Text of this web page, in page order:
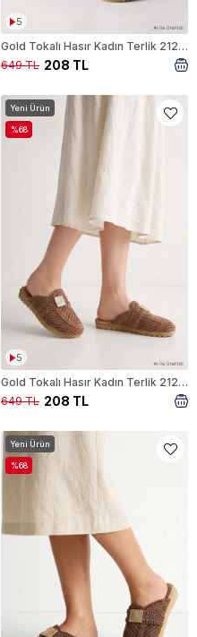
5
Gold Tokalı Hasır Kadın Terlik 2129 Bej
208 TL
649 TL
5
Gold Tokalı Hasır Kadın Terlik 2129 Vizon
208 TL
649 TL
Yeni Ürün
%68
Yeni Ürün
%68